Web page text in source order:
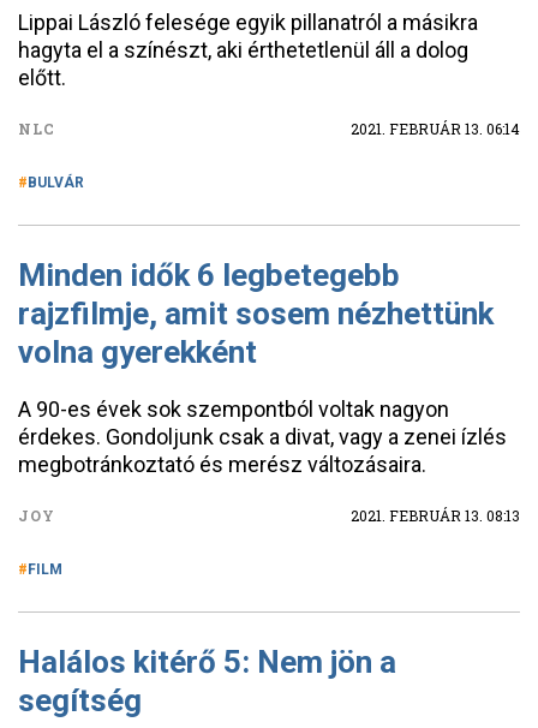
Lippai László felesége egyik pillanatról a másikra
hagyta el a színészt, aki érthetetlenül áll a dolog
előtt.
NLC 2021. FEBRUÁR 13. 06:14
BULVÁR
Minden idők 6 legbetegebb
rajzfilmje, amit sosem nézhettünk
volna gyerekként
A 90-es évek sok szempontból voltak nagyon
érdekes. Gondoljunk csak a divat, vagy a zenei ízlés
megbotránkoztató és merész változásaira.
JOY 2021. FEBRUÁR 13. 08:13
FILM
Halálos kitérő 5: Nem jön a
segítség